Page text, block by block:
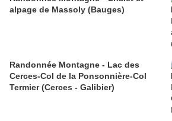
alpage de Massoly (Bauges)
Randonnée Montagne - Lac des
Cerces-Col de la Ponsonnière-Col
Termier (Cerces - Galibier)